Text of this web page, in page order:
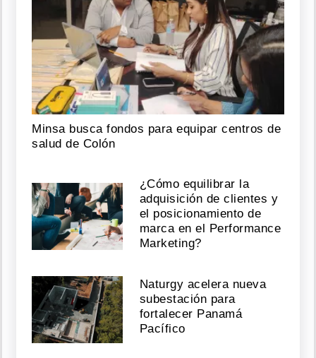
Minsa busca fondos para equipar centros de
salud de Colón
¿Cómo equilibrar la
adquisición de clientes y
el posicionamiento de
marca en el Performance
Marketing?
Naturgy acelera nueva
subestación para
fortalecer Panamá
Pacífico